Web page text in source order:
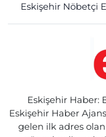
Eskişehir Nöbetçi
Eskişehir Haber:
Eskişehir Haber
gelen ilk adres